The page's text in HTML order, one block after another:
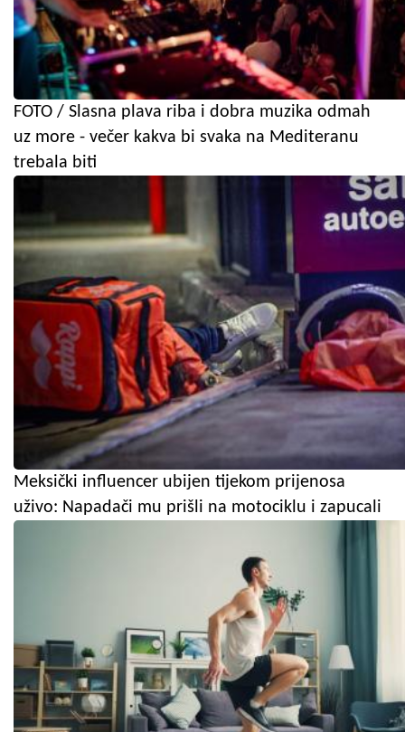
FOTO / Slasna plava riba i dobra muzika odmah
uz more - večer kakva bi svaka na Mediteranu
trebala biti
Meksički influencer ubijen tijekom prijenosa
uživo: Napadači mu prišli na motociklu i zapucali